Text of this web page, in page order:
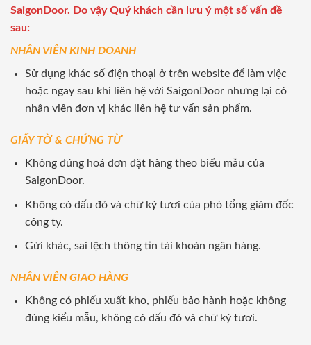
SaigonDoor. Do vậy Quý khách cần lưu ý một số vấn đề
sau:
NHÂN VIÊN KINH DOANH
Sử dụng khác số điện thoại ở trên website để làm việc
hoặc ngay sau khi liên hệ với SaigonDoor nhưng lại có
nhân viên đơn vị khác liên hệ tư vấn sản phẩm.
GIẤY TỜ & CHỨNG TỪ
Không đúng hoá đơn đặt hàng theo biểu mẫu của
SaigonDoor.
Không có dấu đỏ và chữ ký tươi của phó tổng giám đốc
công ty.
Gửi khác, sai lệch thông tin tài khoản ngân hàng.
NHÂN VIÊN GIAO HÀNG
Không có phiếu xuất kho, phiếu bảo hành hoặc không
đúng kiểu mẫu, không có dấu đỏ và chữ ký tươi.